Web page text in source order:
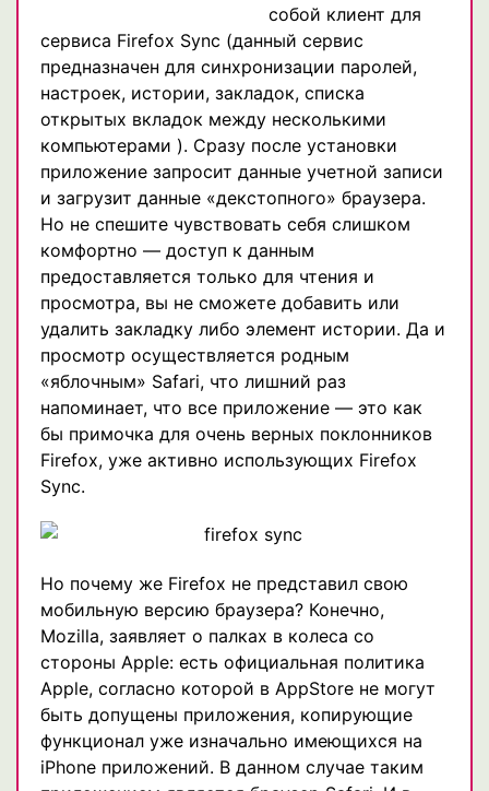
собой клиент для
сервиса Firefox Sync (данный сервис
предназначен для синхронизации паролей,
настроек, истории, закладок, списка
открытых вкладок между несколькими
компьютерами ). Сразу после установки
приложение запросит данные учетной записи
и загрузит данные «декстопного» браузера.
Но не спешите чувствовать себя слишком
комфортно — доступ к данным
предоставляется только для чтения и
просмотра, вы не сможете добавить или
удалить закладку либо элемент истории. Да и
просмотр осуществляется родным
«яблочным» Safari, что лишний раз
напоминает, что все приложение — это как
бы примочка для очень верных поклонников
Firefox, уже активно использующих Firefox
Sync.
Но почему же Firefox не представил свою
мобильную версию браузера? Конечно,
Mozilla, заявляет о палках в колеса со
стороны Apple: есть официальная политика
Apple, согласно которой в AppStore не могут
быть допущены приложения, копирующие
функционал уже изначально имеющихся на
iPhone приложений. В данном случае таким